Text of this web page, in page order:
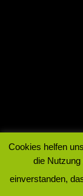
Cookies helfen
die
einverstanden,